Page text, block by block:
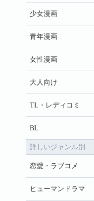
少女漫画
青年漫画
女性漫画
大人向け
TL・レディコミ
BL
詳しいジャンル別
恋愛・ラブコメ
ヒューマンドラマ